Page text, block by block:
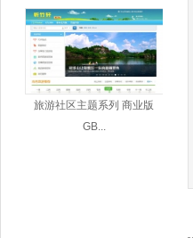
旅游社区主题系列 商业版
GB...